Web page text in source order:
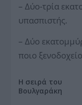
– Δύο-τρία
υπασπιστής.
– Δύο
ποιο
Η σειρά του
Βουλγαράκη